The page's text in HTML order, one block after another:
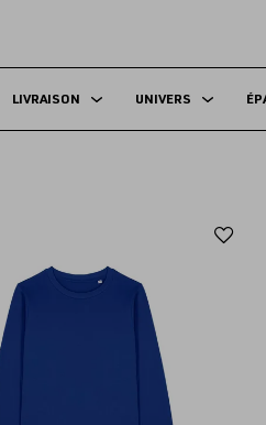
LIVRAISON UNIVERS